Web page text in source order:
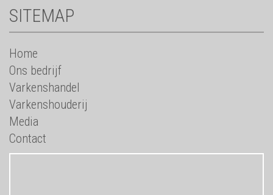
SITEMAP
Home
Ons bedrijf
Varkenshandel
Varkenshouderij
Media
Contact